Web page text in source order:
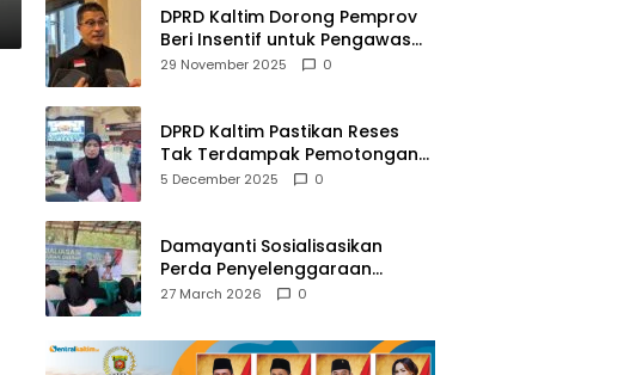
DPRD Kaltim Dorong Pemprov
Beri Insentif untuk Pengawas
Madrasah dan Pendidikan
29 November 2025 0
DPRD Kaltim Pastikan Reses
Tak Terdampak Pemotongan
Transfer Dana Pusat
5 December 2025 0
Damayanti Sosialisasikan
Perda Penyelenggaraan
Pendidikan Pancasila dan
27 March 2026 0